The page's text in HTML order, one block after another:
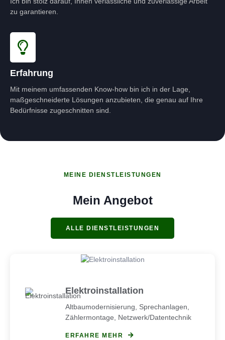
Erfahrung
Mit meinem umfassenden Know-how bin ich in der Lage,
maßgeschneiderte Lösungen anzubieten, die genau auf Ihre
Bedürfnisse zugeschnitten sind.
zu garantieren.
MEINE DIENSTLEISTUNGEN
Mein Angebot
ALLE DIENSTLEISTUNGEN
Elektroinstallation
Altbaumodernisierung, Sprechanlagen,
Zählermontage, Netzwerk/Datentechnik
ERFAHRE MEHR